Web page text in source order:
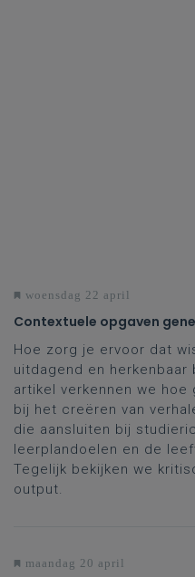
woensdag 22 april
Contextuele opgaven
Hoe zorg je ervoor dat
uitdagend en
artikel verkennen we hoe
bij het creëren van
die aansluiten bij
leerplandoelen en de
Tegelijk bekijken we
output.
maandag 20 april